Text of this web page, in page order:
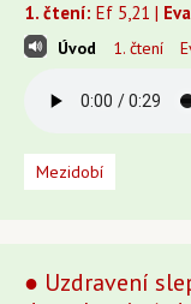
1. čtení: Ef 5,21 |
Úvod 1. čtení
Mezidobí
● Uzdravení